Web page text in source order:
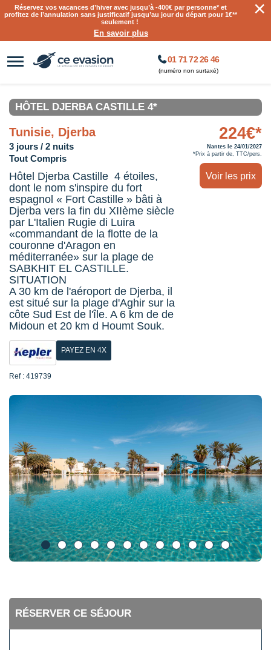
Réservez vos vacances d’hiver avec jusqu’à-400€ par personne* et
profitez de l’annulation sans justificatif jusqu’au jour du départ pour 1€**
seulement !
En savoir plus
×
01 71 72 26 46
(numéro non surtaxé)
HÔTEL DJERBA CASTILLE 4*
Tunisie, Djerba
3 jours / 2 nuits
Tout Compris
Hôtel Djerba Castille 4 étoiles,
dont le nom s'inspire du fort
espagnol « Fort Castille » bâti à
Djerba vers la fin du XIIème siècle
par L'Italien Rugie di Luira
«commandant de la flotte de la
couronne d'Aragon en
méditerranée» sur la plage de
SABKHIT EL CASTILLE.
SITUATION
A 30 km de l'aéroport de Djerba, il
est situé sur la plage d'Aghir sur la
côte Sud Est de l'île. A 6 km de de
Midoun et 20 km d Houmt Souk.
PAYEZ EN 4X
Ref : 419739
224€*
Nantes le 24/01/2027
*Prix à partir de, TTC/pers.
Voir les prix
RÉSERVER CE SÉJOUR